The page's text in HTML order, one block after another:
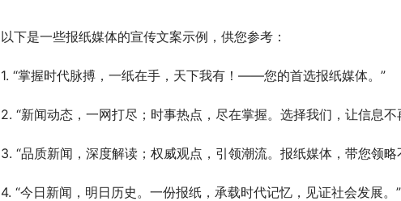
以下是一些报纸媒体的宣传文案示例，供您参考：
1. “掌握时代脉搏，一纸在手，天下我有！——您的首选报纸媒体。”
2. “新闻动态，一网打尽；时事热点，尽在掌握。选择我们，让信息不
3. “品质新闻，深度解读；权威观点，引领潮流。报纸媒体，带您领略
4. “今日新闻，明日历史。一份报纸，承载时代记忆，见证社会发展。”